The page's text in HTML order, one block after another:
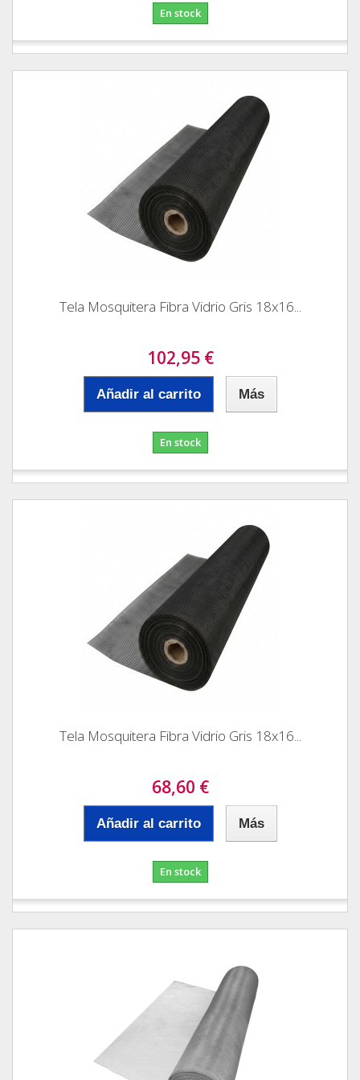
En stock
Tela Mosquitera Fibra Vidrio Gris 18x16...
102,95 €
Añadir al carrito Más
En stock
Tela Mosquitera Fibra Vidrio Gris 18x16...
68,60 €
Añadir al carrito Más
En stock